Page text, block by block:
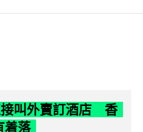
叫外賣訂酒店 香
着落